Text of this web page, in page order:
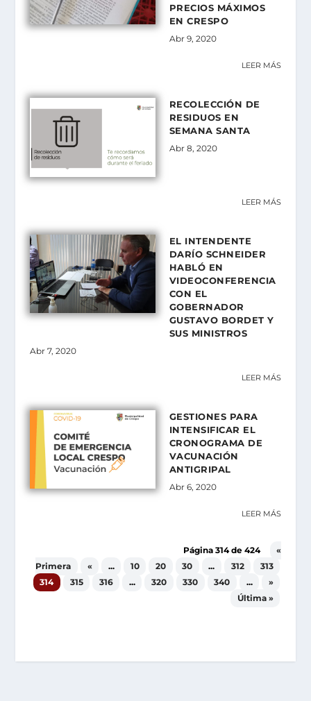
PRECIOS MÁXIMOS
EN CRESPO
Abr 9, 2020
LEER MÁS
RECOLECCIÓN DE
RESIDUOS EN
SEMANA SANTA
Abr 8, 2020
LEER MÁS
EL INTENDENTE
DARÍO SCHNEIDER
HABLÓ EN
VIDEOCONFERENCIA
CON EL
GOBERNADOR
GUSTAVO BORDET Y
SUS MINISTROS
Abr 7, 2020
LEER MÁS
GESTIONES PARA
INTENSIFICAR EL
CRONOGRAMA DE
VACUNACIÓN
ANTIGRIPAL
Abr 6, 2020
LEER MÁS
Página 314 de 424
«
Primera
« ... 10 20 30 ... 312
313
314
315 316 ... 320 330 340 ...
»
Última »